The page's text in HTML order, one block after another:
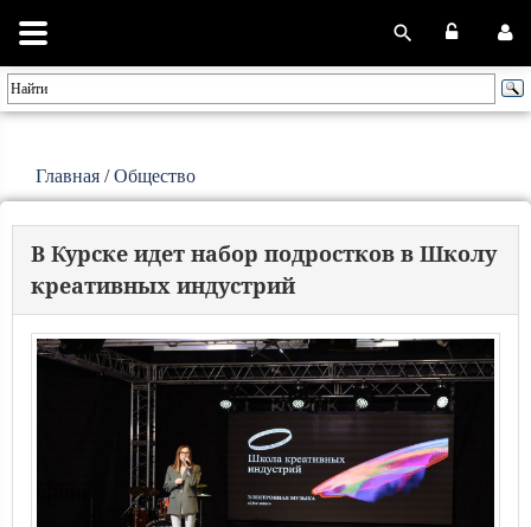
Главная /Общество
В Курске идет набор подростков в Школу
креативных индустрий